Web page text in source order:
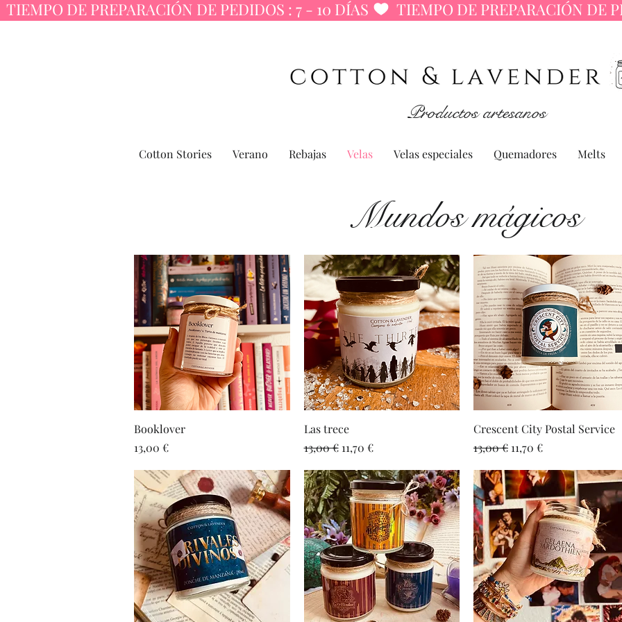
  TIEMPO DE PREPARACIÓN DE PEDIDOS : 7 - 10 DÍAS
Productos artesanos
Cotton Stories Verano Rebajas Velas Velas especiales Quemadores Melts
Mundos mágicos
Booklover
Precio
13,00 €
Las trece
Precio
13,00 € Precio de oferta
11,70 €
Vista rápida
Crescent City Postal Service
Precio
13,00 € Precio de oferta
11,70 €